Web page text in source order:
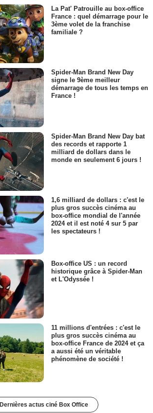
La Pat' Patrouille au box-office
France : quel démarrage pour le
3ème volet de la franchise
familiale ?
Spider-Man Brand New Day
signe le 9ème meilleur
démarrage de tous les temps en
France !
Spider-Man Brand New Day bat
des records et rapporte 1
milliard de dollars dans le
monde en seulement 6 jours !
1,6 milliard de dollars : c'est le
plus gros succès cinéma au
box-office mondial de l'année
2024 et il est noté 4 sur 5 par
les spectateurs !
Box-office US : un record
historique grâce à Spider-Man
et L'Odyssée !
11 millions d'entrées : c'est le
plus gros succès cinéma au
box-office France de 2024 et ça
a aussi été un véritable
phénomène de société !
Dernières actus ciné Box Office